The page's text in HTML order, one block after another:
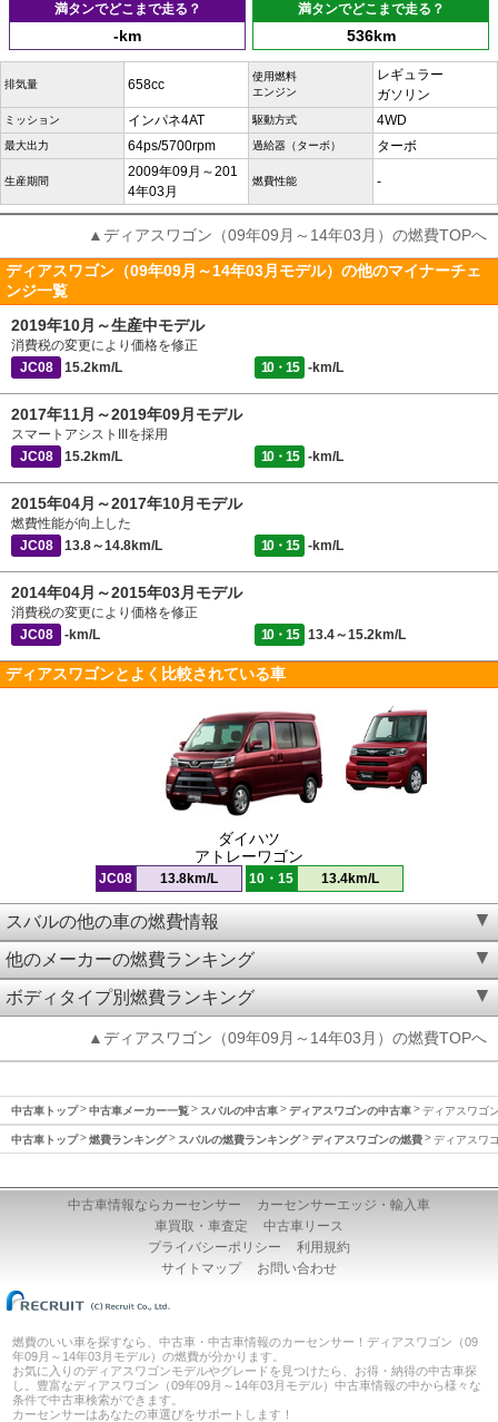
満タンでどこまで走る？
-km
満タンでどこまで走る？
536km
排気量 658cc
使用燃料
エンジン
レギュラー
ガソリン
ミッション インパネ4AT 駆動方式 4WD
最大出力 64ps/5700rpm 過給器（ターボ） ターボ
生産期間
2009年09月～201
4年03月
燃費性能 -
▲ディアスワゴン（09年09月～14年03月）の燃費TOPへ
ディアスワゴン（09年09月～14年03月モデル）の他のマイナーチェ
ンジ一覧
2019年10月～生産中モデル
消費税の変更により価格を修正
JC08
15.2km/L 10・15 -km/L
2017年11月～2019年09月モデル
スマートアシストIIIを採用
JC08
15.2km/L 10・15 -km/L
2015年04月～2017年10月モデル
燃費性能が向上した
JC08
13.8～14.8km/L 10・15 -km/L
2014年04月～2015年03月モデル
消費税の変更により価格を修正
JC08
-km/L 10・15 13.4～15.2km/L
ディアスワゴンとよく比較されている車
ダイハツ
アトレーワゴン
JC08 13.8km/L 10・15 13.4km/L
スバルの他の車の燃費情報
他のメーカーの燃費ランキング
ボディタイプ別燃費ランキング
▲ディアスワゴン（09年09月～14年03月）の燃費TOPへ
中古車トップ 中古車メーカー一覧 スバルの中古車 ディアスワゴンの中古車 ディアスワゴ
中古車トップ 燃費ランキング スバルの燃費ランキング ディアスワゴンの燃費 ディアスワ
中古車情報ならカーセンサー
カーセンサーエッジ・輸入車
車買取・車査定
中古車リース
プライバシーポリシー
利用規約
サイトマップ
お問い合わせ
燃費のいい車を探すなら、中古車・中古車情報のカーセンサー！ディアスワゴン（09
年09月～14年03月モデル）の燃費が分かります。
お気に入りのディアスワゴンモデルやグレードを見つけたら、お得・納得の中古車探
し。豊富なディアスワゴン（09年09月～14年03月モデル）中古車情報の中から様々な
条件で中古車検索ができます。
カーセンサーはあなたの車選びをサポートします！